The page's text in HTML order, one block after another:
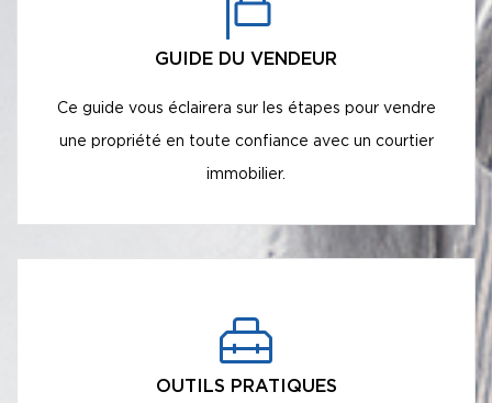
GUIDE DU VENDEUR
Ce guide vous éclairera sur les étapes pour vendre
une propriété en toute confiance avec un courtier
immobilier.
OUTILS PRATIQUES